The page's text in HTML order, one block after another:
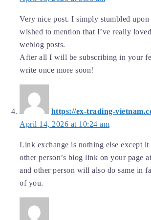
Very nice post. I simply stumbled
wished to mention that I’ve really
weblog posts.
After all I will be subscribing in your
write once more soon!
https://ex-trading-
April 14, 2026 at 10:24 am
Link exchange is nothing else except
other person’s blog link on your page
and other person will also do same in
of you.